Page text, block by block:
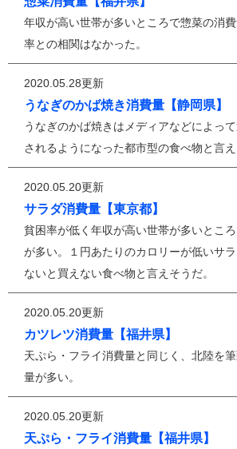
年収が高い世帯が多いところで惣菜の消
率との相関はなかった。
2020.05.28更新
うなぎのかば焼き消費量【静岡県】
うなぎのかば焼きはメディアなどによっ
されるようになった都市型の食べ物と言え
2020.05.20更新
サラダ消費量【東京都】
貧困率が低く年収が高い世帯が多いとこ
が多い。１円あたりのカロリーが低いサ
ないと買えない食べ物と言えそうだ。
2020.05.20更新
カツレツ消費量【福井県】
天ぷら・フライ消費量と同じく、北陸を
量が多い。
2020.05.20更新
天ぷら・フライ消費量【福井県】